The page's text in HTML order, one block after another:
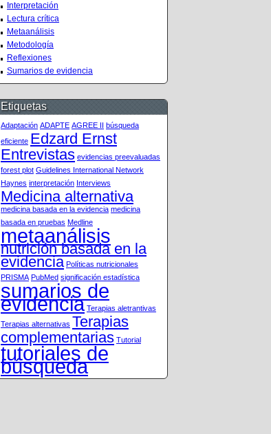
Interpretación
Lectura crítica
Metaanálisis
Metodología
Reflexiones
Sumarios de evidencia
Etiquetas
Adaptación ADAPTE AGREE II búsqueda
eficiente Edzard Ernst
Entrevistas evidencias preevaluadas
forest plot Guidelines International Network
Haynes interpretación Interviews
Medicina alternativa
medicina basada en la evidencia medicina
basada en pruebas Medline
metaanálisis
nutrición basada en la
evidencia Políticas nutricionales
PRISMA PubMed significación estadística
sumarios de
evidencia Terapias aletrantivas
Terapias alternativas Terapias
complementarias Tutorial
tutoriales de
búsqueda